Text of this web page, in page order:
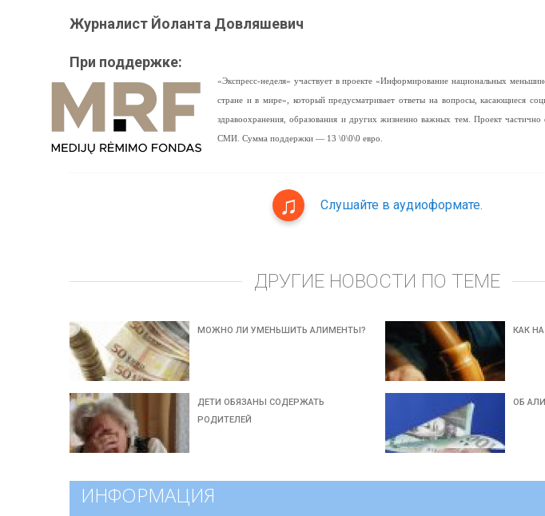
Журналист Йоланта Довляшевич
При поддержке:
«Экспресс-неделя» участвует в проекте «Информирование национальных
стране и в мире», который предусматривает ответы на вопросы, касающиеся
здравоохранения, образования и других жизненно важных тем. Проект
СМИ. Сумма поддержки — 13 \0\0\0 евро.
Слушайте в аудиоформате.
ДРУГИЕ НОВОСТИ ПО ТЕМЕ
МОЖНО ЛИ УМЕНЬШИТЬ АЛИМЕНТЫ? КАК
ДЕТИ ОБЯЗАНЫ СОДЕРЖАТЬ
РОДИТЕЛЕЙ
ОБ
ИНФОРМАЦИЯ